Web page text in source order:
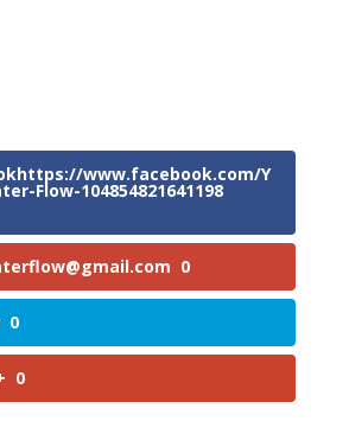
www.facebook.com/Y
Flow-104854821641198
0
0
0